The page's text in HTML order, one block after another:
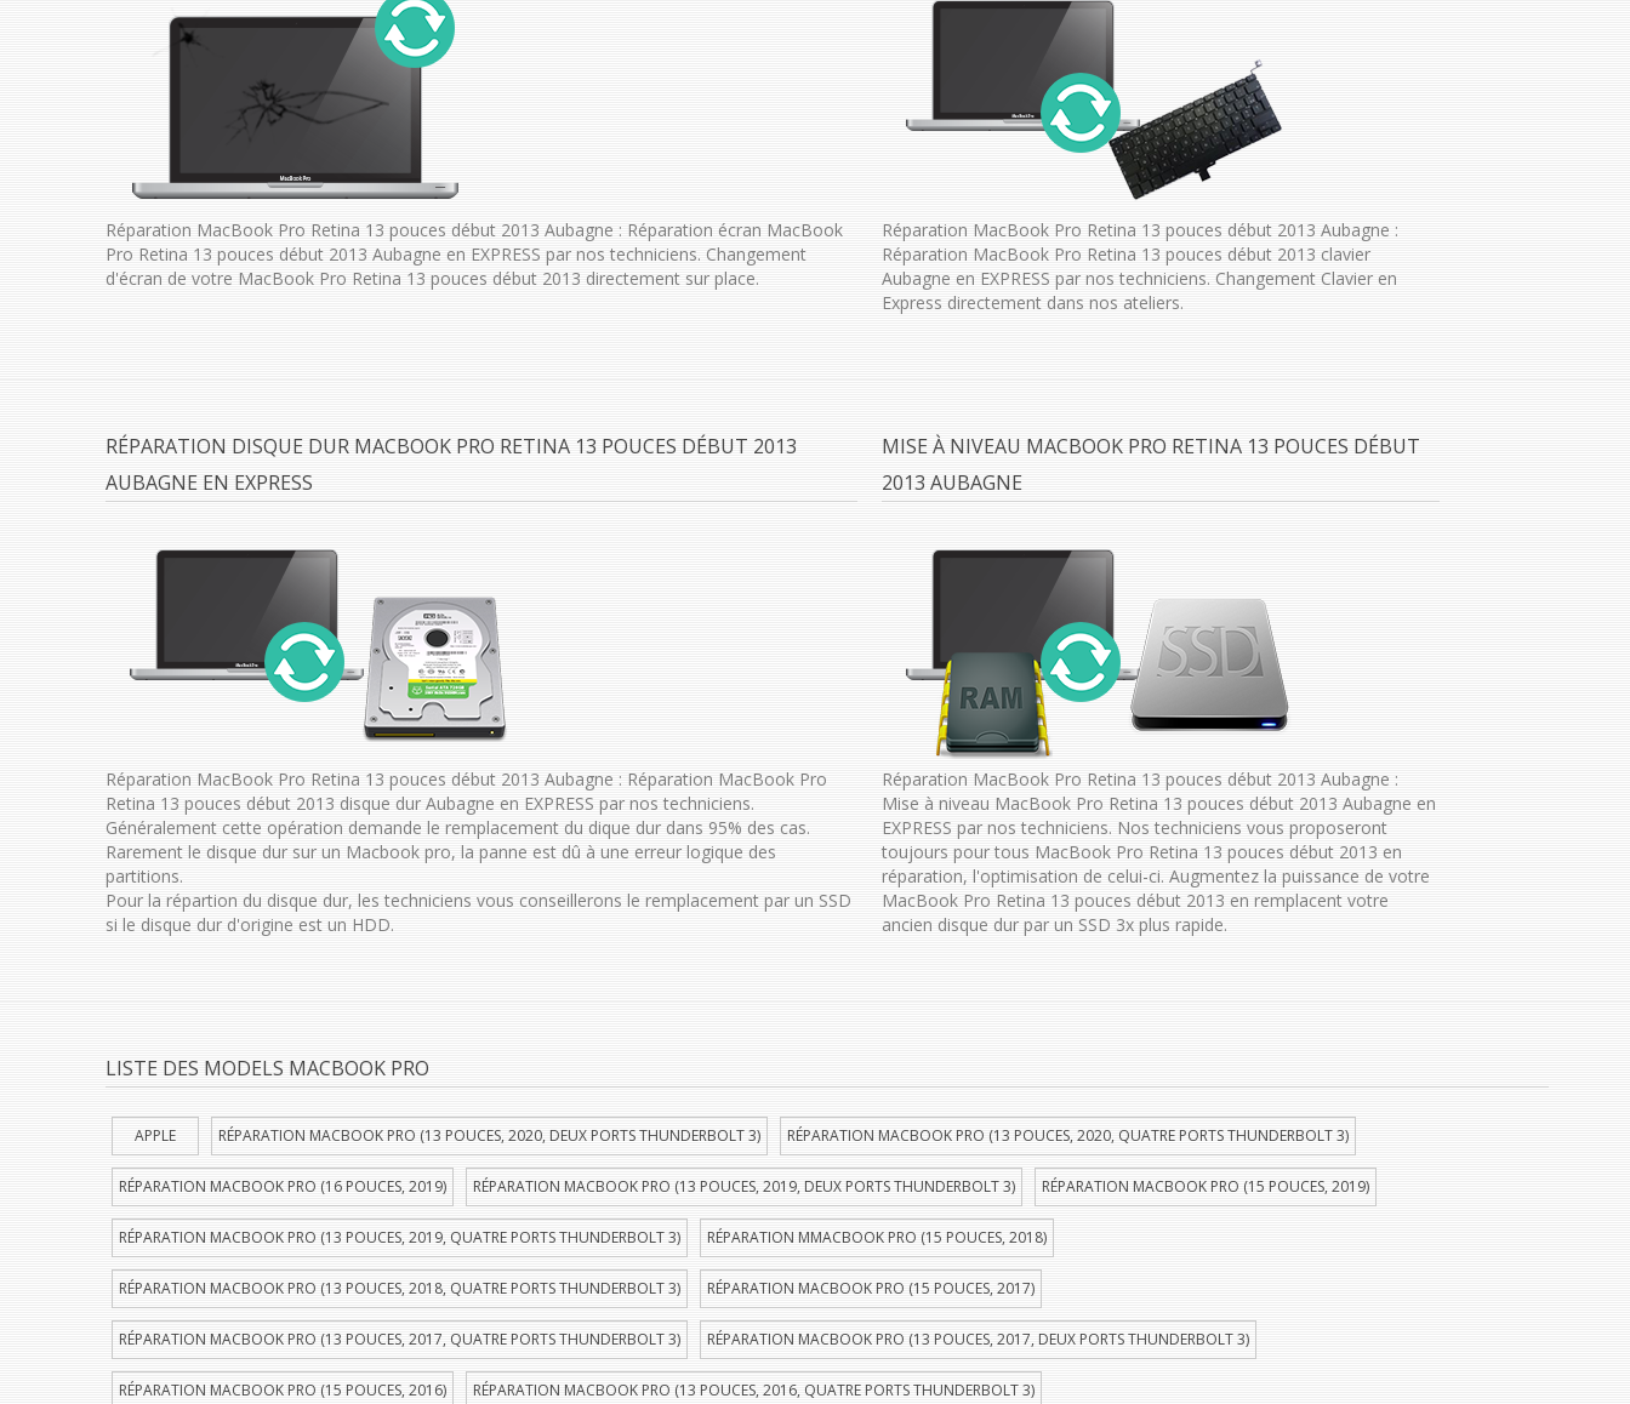
Réparation MacBook Pro Retina 13 pouces début 2013 Aubagne : Réparation écran MacBook
Pro Retina 13 pouces début 2013 Aubagne en EXPRESS par nos techniciens. Changement
d'écran de votre MacBook Pro Retina 13 pouces début 2013 directement sur place.
Réparation MacBook Pro Retina 13 pouces début 2013 Aubagne :
Réparation MacBook Pro Retina 13 pouces début 2013 clavier
Aubagne en EXPRESS par nos techniciens. Changement Clavier en
Express directement dans nos ateliers.
RÉPARATION DISQUE DUR MACBOOK PRO RETINA 13 POUCES DÉBUT 2013
AUBAGNE EN EXPRESS
Réparation MacBook Pro Retina 13 pouces début 2013 Aubagne : Réparation MacBook Pro
Retina 13 pouces début 2013 disque dur Aubagne en EXPRESS par nos techniciens.
Généralement cette opération demande le remplacement du dique dur dans 95% des cas.
Rarement le disque dur sur un Macbook pro, la panne est dû à une erreur logique des
partitions.
Pour la répartion du disque dur, les techniciens vous conseillerons le remplacement par un SSD
si le disque dur d'origine est un HDD.
MISE À NIVEAU MACBOOK PRO RETINA 13 POUCES DÉBUT
2013 AUBAGNE
Réparation MacBook Pro Retina 13 pouces début 2013 Aubagne :
Mise à niveau MacBook Pro Retina 13 pouces début 2013 Aubagne en
EXPRESS par nos techniciens. Nos techniciens vous proposeront
toujours pour tous MacBook Pro Retina 13 pouces début 2013 en
réparation, l'optimisation de celui-ci. Augmentez la puissance de votre
MacBook Pro Retina 13 pouces début 2013 en remplacent votre
ancien disque dur par un SSD 3x plus rapide.
LISTE DES MODELS MACBOOK PRO
APPLE RÉPARATION MACBOOK PRO (13 POUCES, 2020, DEUX PORTS THUNDERBOLT 3) RÉPARATION MACBOOK PRO (13 POUCES, 2020, QUATRE PORTS THUNDERBOLT 3)
RÉPARATION MACBOOK PRO (16 POUCES, 2019) RÉPARATION MACBOOK PRO (13 POUCES, 2019, DEUX PORTS THUNDERBOLT 3) RÉPARATION MACBOOK PRO (15 POUCES, 2019)
RÉPARATION MACBOOK PRO (13 POUCES, 2019, QUATRE PORTS THUNDERBOLT 3) RÉPARATION MMACBOOK PRO (15 POUCES, 2018)
RÉPARATION MACBOOK PRO (13 POUCES, 2018, QUATRE PORTS THUNDERBOLT 3) RÉPARATION MACBOOK PRO (15 POUCES, 2017)
RÉPARATION MACBOOK PRO (13 POUCES, 2017, QUATRE PORTS THUNDERBOLT 3) RÉPARATION MACBOOK PRO (13 POUCES, 2017, DEUX PORTS THUNDERBOLT 3)
RÉPARATION MACBOOK PRO (15 POUCES, 2016) RÉPARATION MACBOOK PRO (13 POUCES, 2016, QUATRE PORTS THUNDERBOLT 3)